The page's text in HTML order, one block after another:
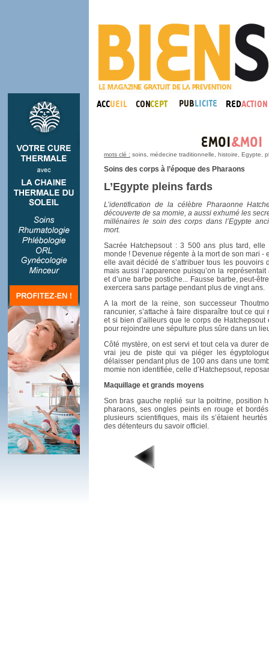
mots clé : soins, médecine traditionnelle, histoire, Egypte,
Soins des corps à l’époque des Pharaons
L’Egypte pleins fards
L’identification de la célèbre Pharaonne
découverte de sa momie, a aussi exhumé les
millénaires le soin des corps dans l’Egypte
mort.
Sacrée Hatchepsout : 3 500 ans plus tard, elle
monde ! Devenue régente à la mort de son mari -
elle avait décidé de s’attribuer tous les pouvoirs
mais aussi l’apparence puisqu’on la
et d’une barbe postiche... Fausse barbe, peut-
exercera sans partage pendant plus de vingt ans.
A la mort de la reine, son successeur
rancunier, s’attache à faire disparaître tout ce
et si bien d’ailleurs que le corps de
pour rejoindre une sépulture plus sûre dans un
Côté mystère, on est servi et tout cela va durer
vrai jeu de piste qui va piéger les
délaisser pendant plus de 100 ans dans une
momie non identifiée, celle d’Hatchepsout,
Maquillage et grands moyens
Son bras gauche replié sur la poitrine, position
pharaons, ses ongles peints en rouge et
plusieurs scientifiques, mais ils s’étaient
des détenteurs du savoir officiel.